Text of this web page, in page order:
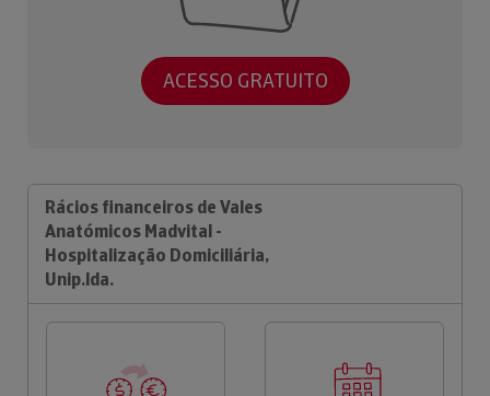
ACESSO GRATUITO
Rácios financeiros de Vales
Anatómicos Madvital -
Hospitalização Domiciliária,
Unip.lda.